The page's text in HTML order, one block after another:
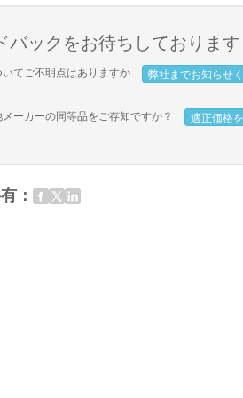
バックをお待ちしております
いてご不明点はありますか 弊社までお知らせ
ーカーの同等品をご存知ですか？ 適正価格
：